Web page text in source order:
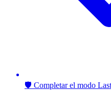
🛡️ Completar el modo